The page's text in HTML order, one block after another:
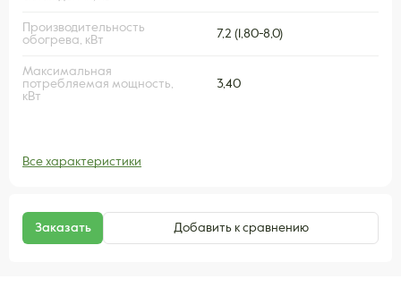
Производительность
обогрева, кВт
7,2 (1,80-8,0)
Максимальная
потребляемая мощность,
кВт
3,40
Все характеристики
Заказать Добавить к сравнению